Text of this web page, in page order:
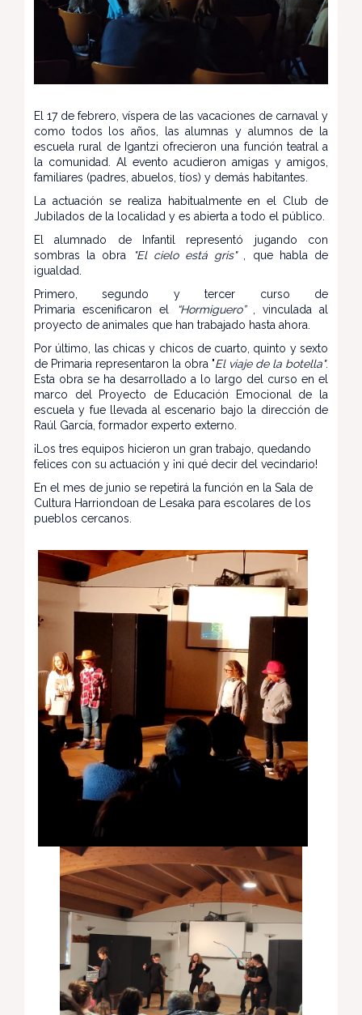
El 17 de febrero, víspera de las vacaciones de carnaval y
como todos los años, las alumnas y alumnos de la
escuela rural de Igantzi ofrecieron una función teatral a
la comunidad. Al evento acudieron amigas y amigos,
familiares (padres, abuelos, tíos) y demás habitantes.
La actuación se realiza habitualmente en el Club de
Jubilados de la localidad y es abierta a todo el público.
El alumnado de Infantil representó jugando con
sombras la obra
"El cielo está gris", que habla de
igualdad.
Primero, segundo y tercer curso de
Primaria escenificaron el
“Hormiguero”, vinculada al
proyecto de animales que han trabajado hasta ahora.
Por último, las chicas y chicos de cuarto, quinto y sexto
de Primaria representaron la obra "El viaje de la botella".
Esta obra se ha desarrollado a lo largo del curso en el
marco del Proyecto de Educación Emocional de la
escuela y fue llevada al escenario bajo la dirección de
Raúl García, formador experto externo.
¡Los tres equipos hicieron un gran trabajo, quedando
felices con su actuación y ¡ni qué decir del vecindario!
En el mes de junio se repetirá la función en la Sala de
Cultura Harriondoan de Lesaka para escolares de los
pueblos cercanos.